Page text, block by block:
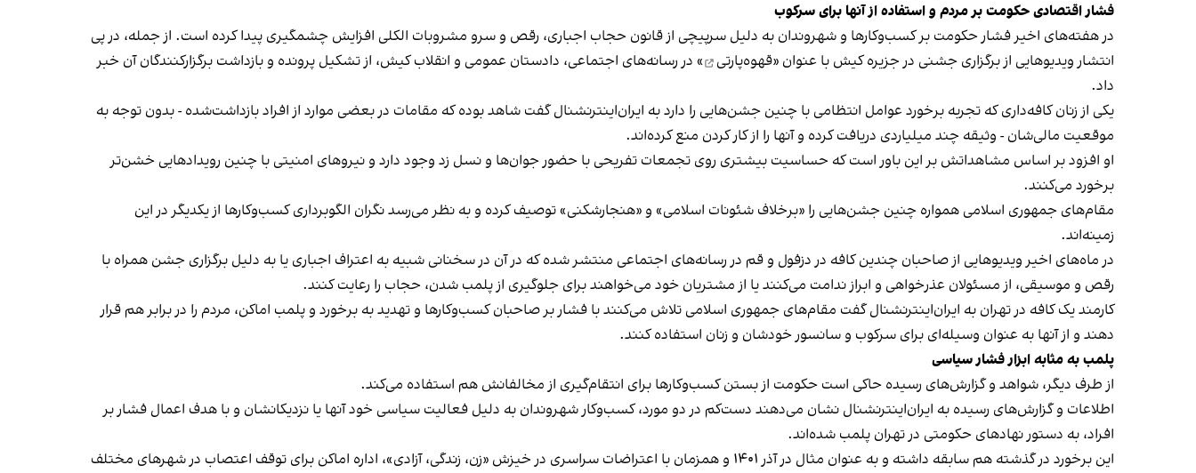
فشار اقتصادی حکومت بر مردم و استفاده از آنها برای سرکوب
در هفته‌های اخیر فشار حکومت بر کسب‌وکارها و شهروندان به دلیل سرپیچی از قانون حجاب اجباری، رقص و سرو مشروبات الکلی افزایش چشمگیری پیدا کرده است. از جمله، در پی
انتشار ویدیوهایی از برگزاری جشنی در جزیره کیش با عنوان «قهوه‌پارتی
» در رسانه‌های اجتماعی، دادستان عمومی و انقلاب کیش، از تشکیل پرونده و بازداشت برگزارکنندگان آن خبر
داد.
یکی از زنان کافه‌داری که تجربه برخورد عوامل انتظامی با چنین جشن‌هایی را دارد به ایران‌اینترنشنال گفت شاهد بوده که مقامات در بعضی موارد از افراد بازداشت‌‌شده - بدون توجه به
موقعیت مالی‌شان - وثیقه چند میلیاردی دریافت کرده و آنها را از کار کردن منع کرده‌اند.
او افزود بر اساس مشاهداتش بر این باور است که حساسیت بیشتری روی تجمعات تفریحی با حضور جوان‌ها و نسل زد وجود دارد و نیروهای امنیتی با چنین رویدادهایی خشن‌تر
برخورد می‌کنند.
مقام‌های جمهوری اسلامی همواره چنین جشن‌هایی را «برخلاف شئونات اسلامی» و «هنجارشکنی» توصیف کرده و به نظر می‌رسد نگران الگوبرداری کسب‌وکارها از یکدیگر در این
زمینه‌اند.
در ماه‌های اخیر ویدیوهایی از صاحبان چندین کافه در دزفول و قم در رسانه‌های اجتماعی منتشر شده که در آن در سخنانی شبیه به اعتراف اجباری یا به دلیل برگزاری جشن همراه با
رقص و موسیقی، از مسئولان عذرخواهی و ابراز ندامت می‌کنند یا از مشتریان خود می‌خواهند برای جلوگیری از پلمب شدن، حجاب را رعایت کنند.
کارمند یک کافه در تهران به ایران‌اینترنشنال گفت مقام‌های جمهوری اسلامی تلاش می‌کنند با فشار بر صاحبان کسب‌وکارها و تهدید به برخورد و پلمب اماکن، مردم را در برابر هم قرار
دهند و از آنها به عنوان وسیله‌ای برای سرکوب و سانسور خودشان و زنان استفاده کنند.
پلمب به مثابه ابزار فشار سیاسی
از طرف دیگر، شواهد و گزارش‌های رسیده حاکی است حکومت از بستن کسب‌وکارها برای انتقام‌گیری از مخالفانش هم استفاده می‌کند.
اطلاعات و گزارش‌های رسیده به ایران‌اینترنشنال نشان می‌دهند دست‌کم در دو مورد، کسب‌وکار شهروندان به دلیل فعالیت سیاسی خود آنها یا نزدیکانشان و با هدف اعمال فشار بر
افراد، به دستور نهادهای حکومتی در تهران پلمب شده‌اند.
این برخورد در گذشته هم سابقه داشته و به عنوان مثال در آذر ۱۴۰۱ و همزمان با اعتراضات سراسری در خیزش «زن، زندگی، آزادی»، اداره اماکن برای توقف اعتصاب در شهرهای مختلف